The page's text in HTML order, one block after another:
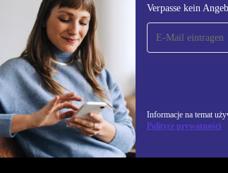
Verpasse kein
Informacje na temat
Polityce prywatności
Zapisz się na nasz
newsletter!
Nie przegap żadnej oferty.
REFURBED POLSKA - RETHINK